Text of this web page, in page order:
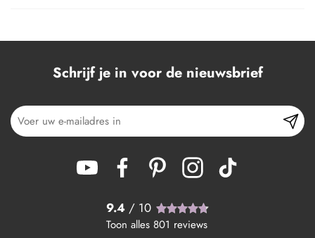
Schrijf je in voor de nieuwsbrief
9.4 / 10
Toon alles 801 reviews